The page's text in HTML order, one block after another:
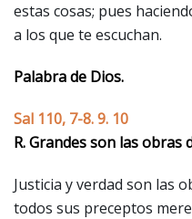
estas cosas; pues
a los que te escuchan.
Palabra de Dios.
Sal 110, 7-8. 9. 10
R. Grandes son las obras
Justicia y verdad son las
todos sus preceptos